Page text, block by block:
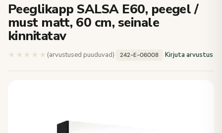
Peeglikapp SALSA E60, peegel /
must matt, 60 cm, seinale
kinnitatav
★★★★★ ★★★★★
(arvustused puuduvad)· 242-E-06008 ·Kirjuta arvustus